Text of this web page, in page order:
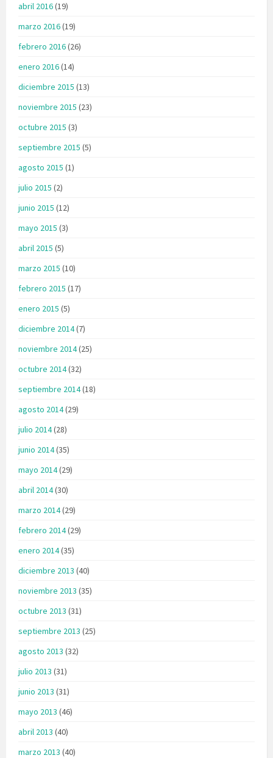
abril 2016(19)
marzo 2016(19)
febrero 2016(26)
enero 2016(14)
diciembre 2015 (13)
noviembre 2015 (23)
octubre 2015 (3)
septiembre 2015 (5)
agosto 2015 (1)
julio 2015 (2)
junio 2015 (12)
mayo 2015 (3)
abril 2015 (5)
marzo 2015 (10)
febrero 2015 (17)
enero 2015 (5)
diciembre 2014(7)
noviembre 2014(25)
octubre 2014(32)
septiembre 2014(18)
agosto 2014(29)
julio 2014(28)
junio 2014(35)
mayo 2014(29)
abril 2014(30)
marzo 2014(29)
febrero 2014(29)
enero 2014(35)
diciembre 2013 (40)
noviembre 2013 (35)
octubre 2013 (31)
septiembre 2013 (25)
agosto 2013 (32)
julio 2013 (31)
junio 2013 (31)
mayo 2013 (46)
abril 2013 (40)
marzo 2013 (40)